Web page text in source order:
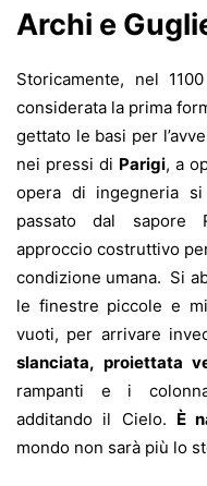
Archi e
Storicamente, nel
considerata la prima
gettato le basi per
nei pressi di Parigi, a
opera di ingegneria
passato dal sapore
approccio costruttivo
condizione umana. Si
le finestre piccole e
vuoti, per arrivare
slanciata, proiettata
rampanti e i
additando il Cielo. È
mondo non sarà più lo